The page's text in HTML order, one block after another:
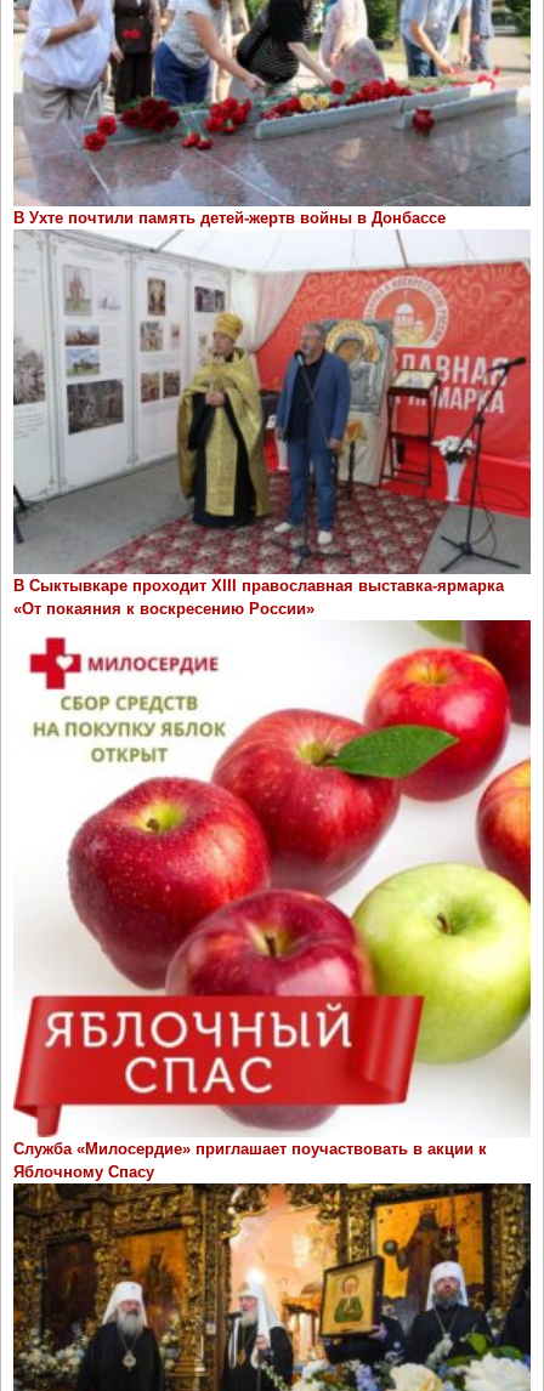
В Ухте почтили память детей-жертв войны в Донбассе
В Сыктывкаре проходит ХIII православная выставка-ярмарка
«От покаяния к воскресению России»
Служба «Милосердие» приглашает поучаствовать в акции к
Яблочному Спасу